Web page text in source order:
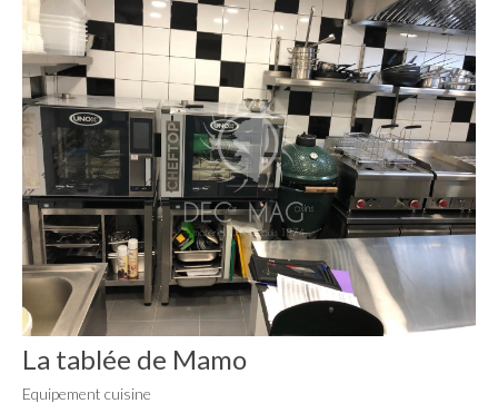
La tablée de Mamo
Equipement cuisine